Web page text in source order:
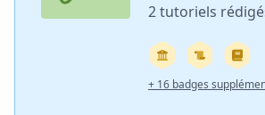
2 tutoriels
+ 16 badges